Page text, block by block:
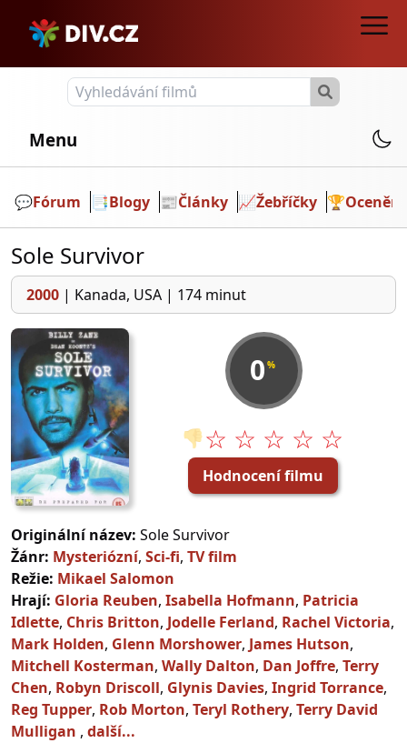
Menu
💬️Fórum 📑Blogy 📰Články 📈Žebříčky 🏆Ocenění
Sole Survivor
2000 | Kanada, USA | 174 minut
0 %
👎☆ ☆ ☆ ☆ ☆
Hodnocení filmu
Originální název: Sole Survivor
Žánr: Mysteriózní, Sci-fi, TV film
Režie: Mikael Salomon
Hrají: Gloria Reuben, Isabella Hofmann, Patricia
Idlette, Chris Britton, Jodelle Ferland, Rachel Victoria,
Mark Holden, Glenn Morshower, James Hutson,
Mitchell Kosterman, Wally Dalton, Dan Joffre, Terry
Chen, Robyn Driscoll, Glynis Davies, Ingrid Torrance,
Reg Tupper, Rob Morton, Teryl Rothery, Terry David
Mulligan , další...